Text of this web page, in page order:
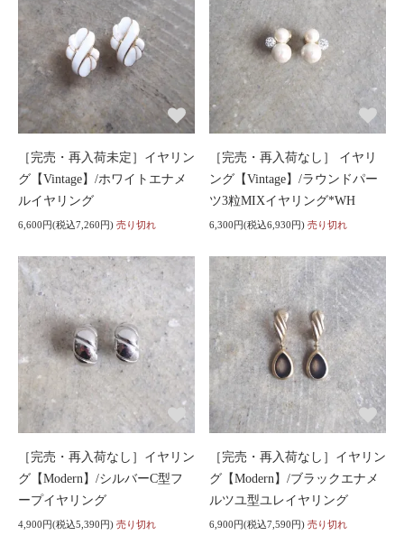
［完売・再入荷未定］イヤリン
グ【Vintage】/ホワイトエナメ
ルイヤリング
6,600円(税込7,260円) 売り切れ
［完売・再入荷なし］ イヤリ
ング【Vintage】/ラウンドパー
ツ3粒MIXイヤリング*WH
6,300円(税込6,930円) 売り切れ
［完売・再入荷なし］イヤリン
グ【Modern】/シルバーC型フ
ープイヤリング
4,900円(税込5,390円) 売り切れ
［完売・再入荷なし］イヤリン
グ【Modern】/ブラックエナメ
ルツユ型ユレイヤリング
6,900円(税込7,590円) 売り切れ